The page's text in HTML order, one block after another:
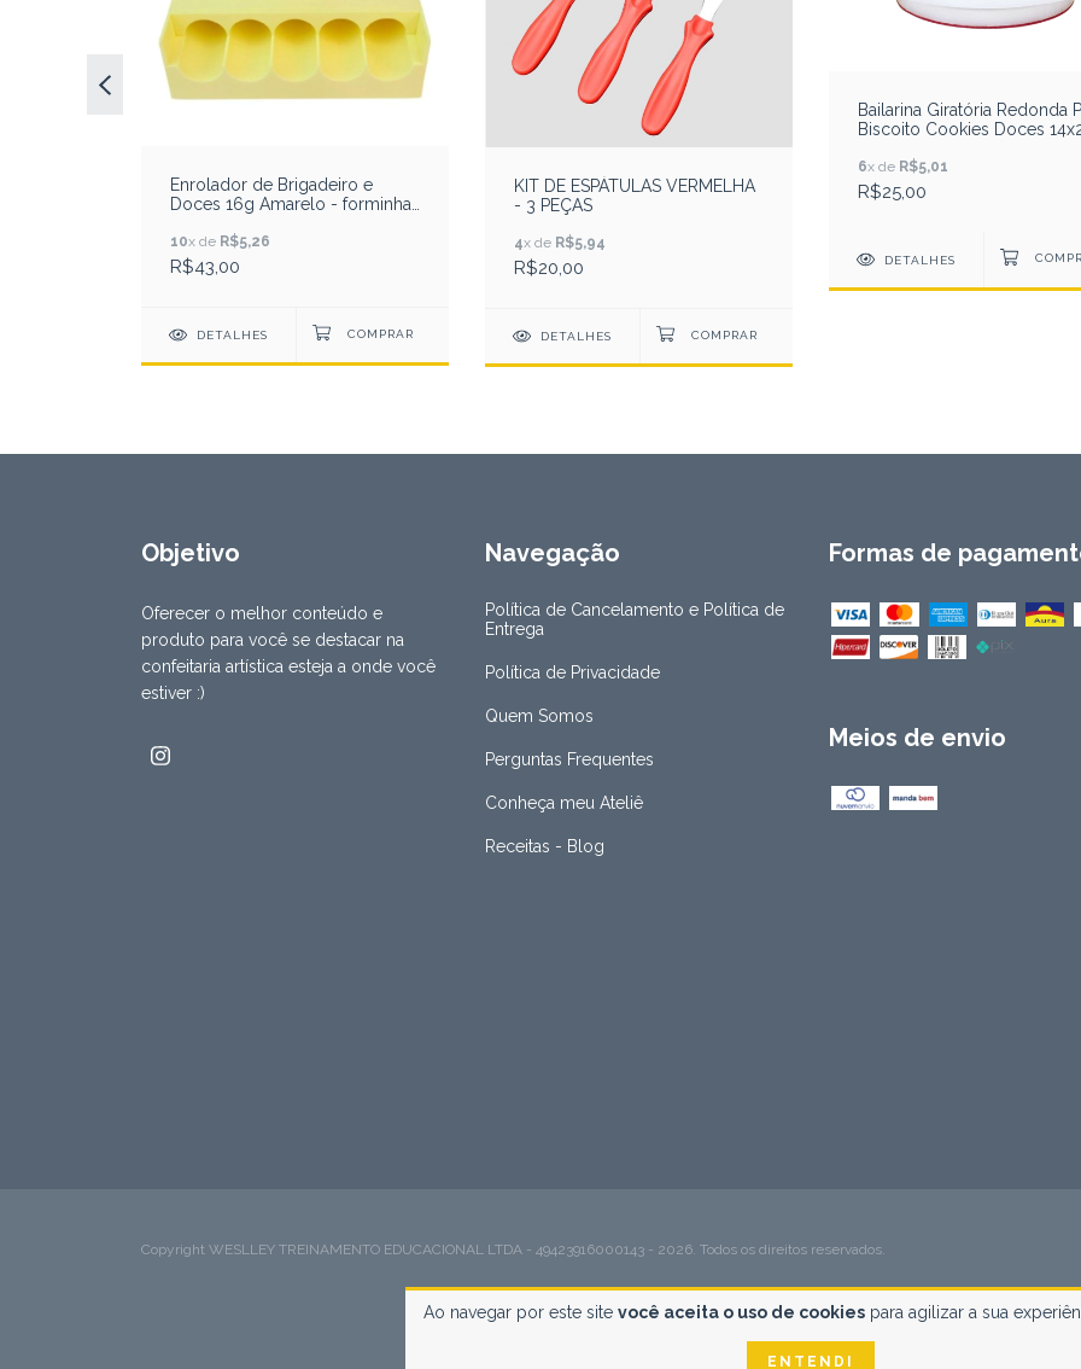
Ao navegar por este site você aceita o uso de cookies para agilizar a sua
ENTENDI
Enrolador de Brigadeiro e
Doces 16g Amarelo - forminha
10x de R$5,26
R$43,00
DETALHES
KIT DE ESPÁTULAS VERMELHA
- 3 PEÇAS
4x de R$5,94
R$20,00
DETALHES
Bailarina Giratória Redonda
Biscoito Cookies Doces
6x de R$5,01
R$25,00
DETALHES
Objetivo
Oferecer o melhor conteúdo e
produto para você se destacar na
confeitaria artística esteja a onde você
estiver :)
Navegação
Política de Cancelamento e Política de
Entrega
Política de Privacidade
Quem Somos
Perguntas Frequentes
Conheça meu Ateliê
Receitas - Blog
Formas de
Meios de envio
Copyright WESLLEY TREINAMENTO EDUCACIONAL LTDA - 49423916000143 - 2026. Todos os direitos reservados.